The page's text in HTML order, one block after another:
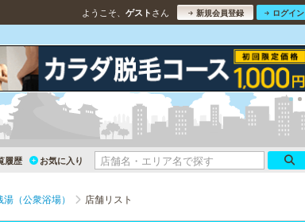
ようこそ、 ゲスト さん 新規会員登録 ログイン
履歴 お気に入り
（公衆浴場） 店舗リスト